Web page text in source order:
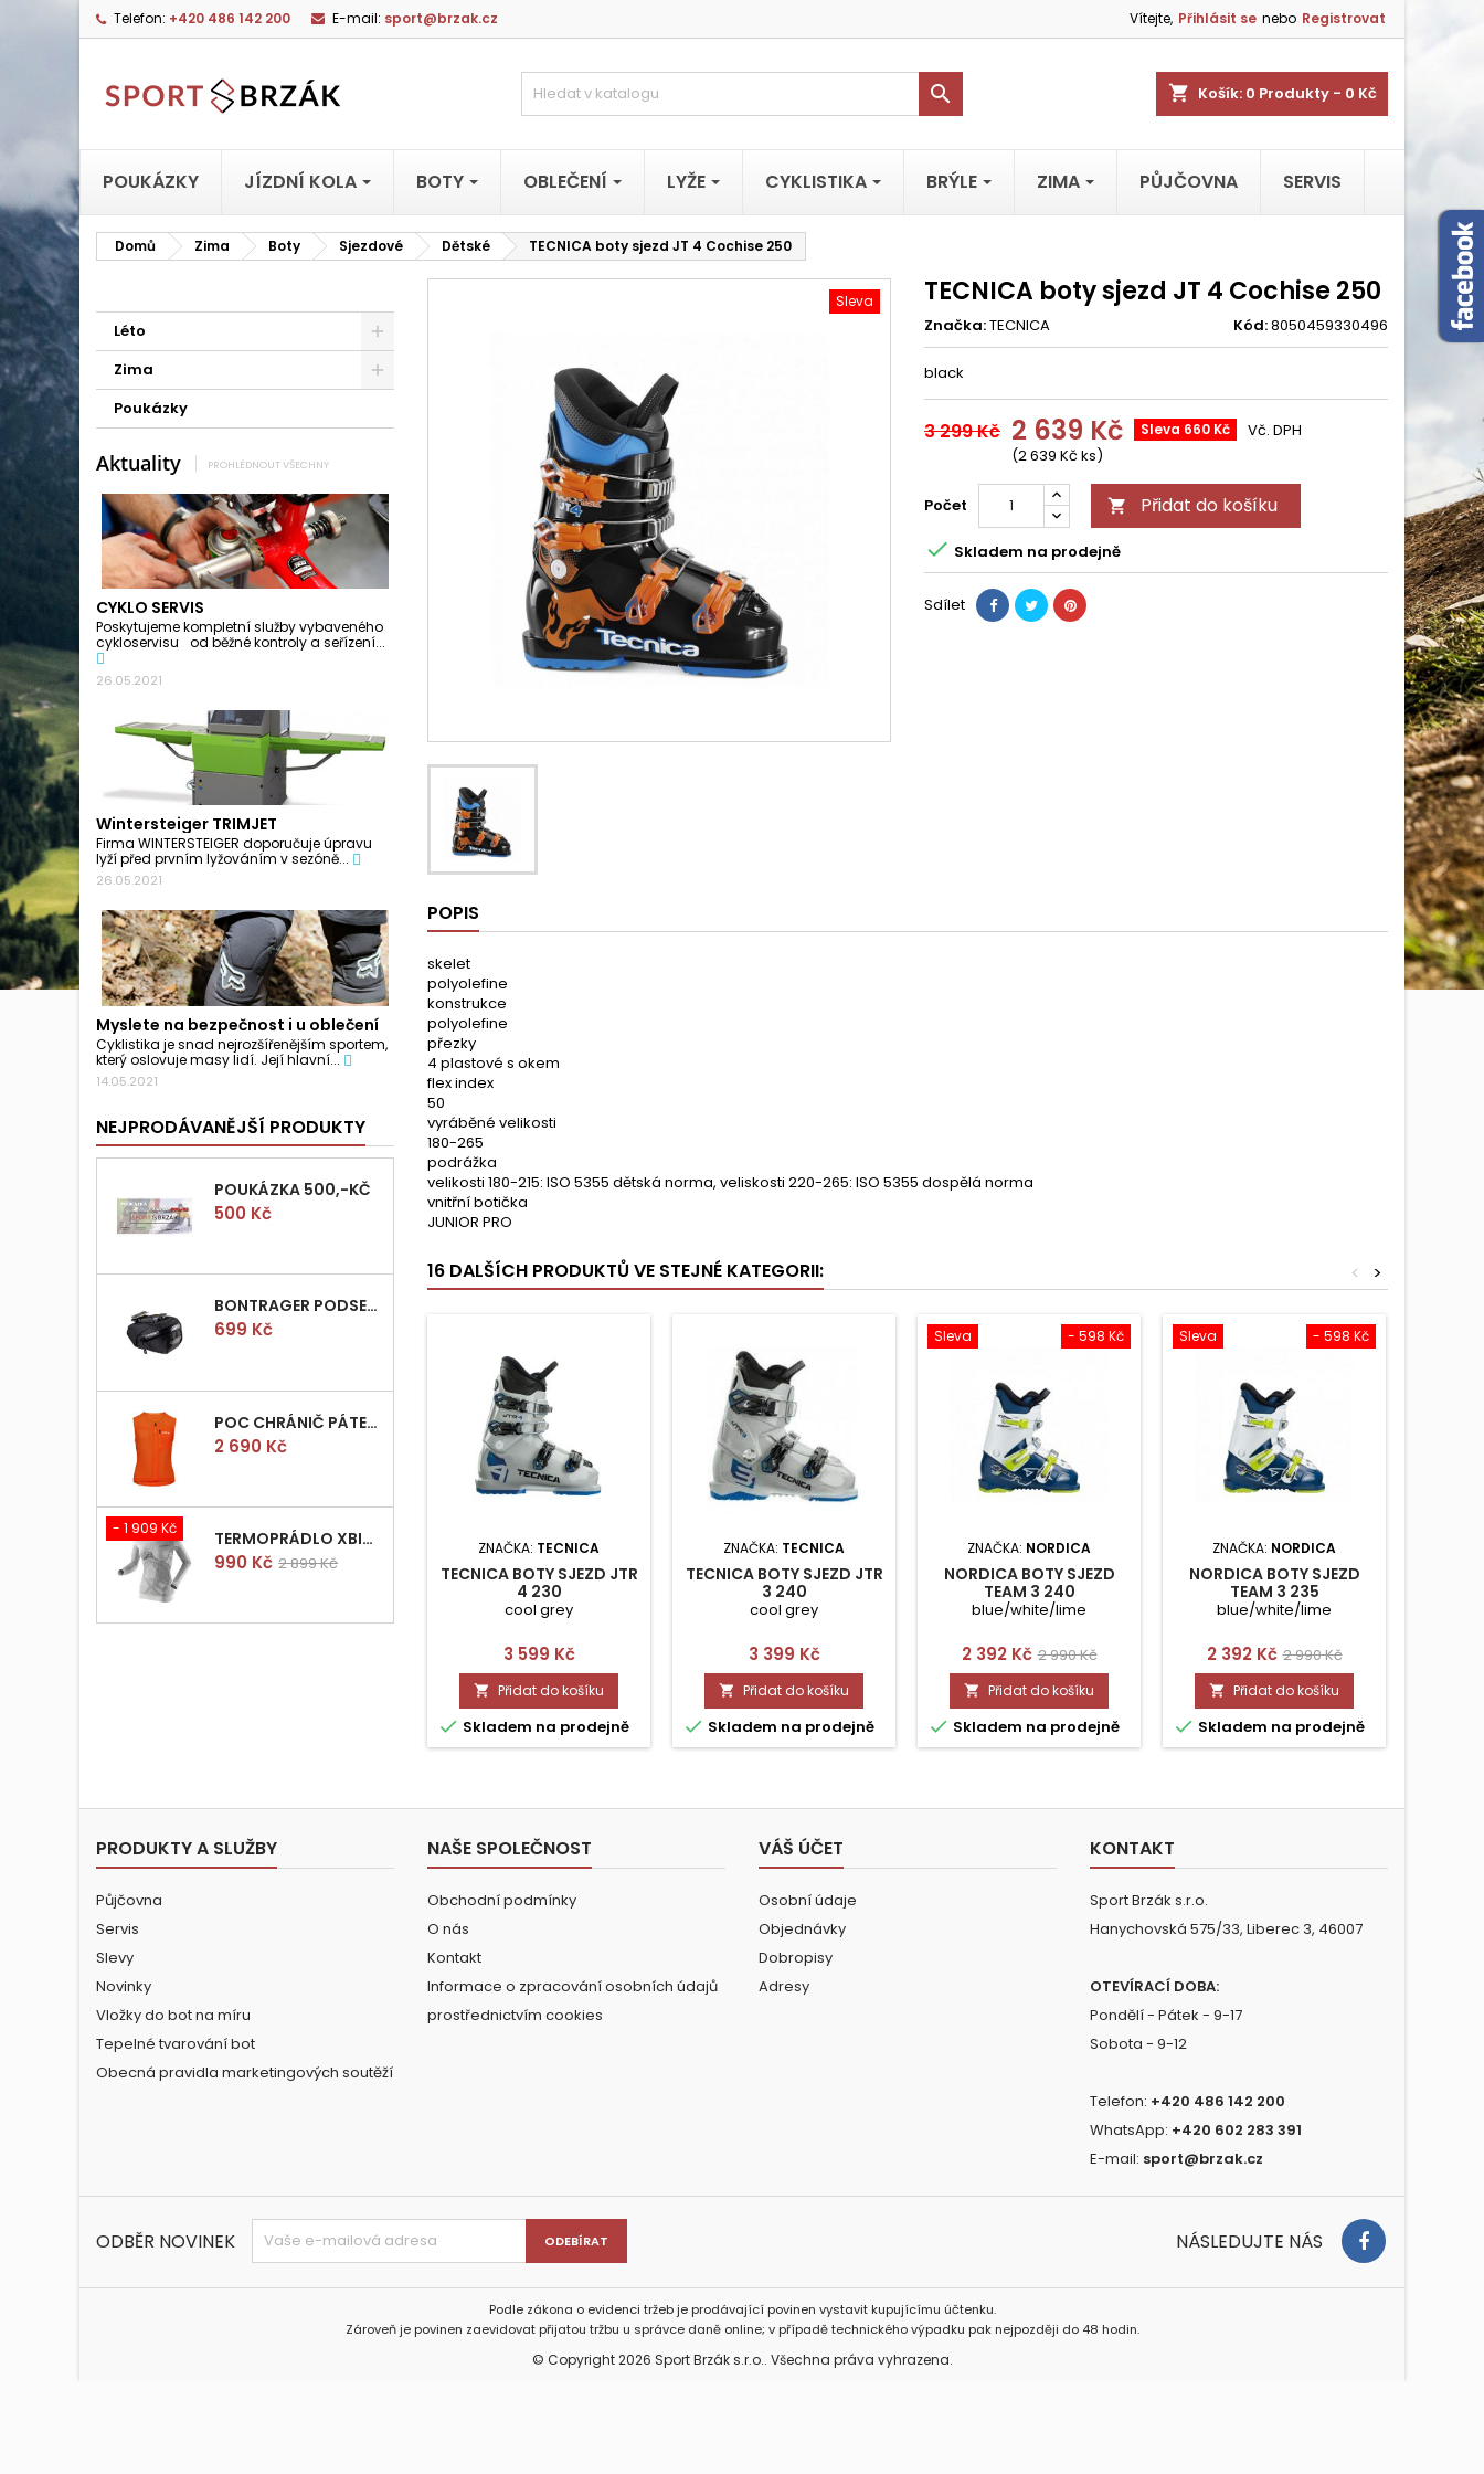
Telefon: +420 486 142 200 E-mail: sport@brzak.cz Vítejte, Přihlásit se nebo Registrovat
shopping_cart Košík: 0 Produkty - 0 Kč

POUKÁZKY JÍZDNÍ KOLA BOTY OBLEČENÍ LYŽE CYKLISTIKA BRÝLE ZIMA PŮJČOVNA SERVIS
Domů Zima Boty Sjezdové Dětské TECNICA boty sjezd JT 4 Cochise 250
Léto
Zima
Poukázky
Aktuality PROHLÉDNOUT VŠECHNY
CYKLO SERVIS
Poskytujeme kompletní služby vybaveného
cykloservisu od běžné kontroly a seřízení...
26.05.2021
Wintersteiger TRIMJET
Firma WINTERSTEIGER doporučuje úpravu
lyží před prvním lyžováním v sezóně...
26.05.2021
Myslete na bezpečnost i u oblečení
Cyklistika je snad nejrozšířenějším sportem,
který oslovuje masy lidí. Její hlavní...
14.05.2021
NEJPRODÁVANĚJŠÍ PRODUKTY
POUKÁZKA 500,-KČ
Cena
500 Kč
BONTRAGER PODSEDLOVÁ BRAŠNIČKA PRO QUICK S
Cena
699 Kč
POC CHRÁNIČ PÁTEŘE POCITO VPD AIR VEST VEL.M
Cena
2 690 Kč
- 1 909 Kč TERMOPRÁDLO XBIONIC RADIACTOR WOMAN SHIRT LONGS L/XL
Cena
990 Kč Běžná
2 899 Kč
Sleva TECNICA boty sjezd JT 4 Cochise 250
Značka:TECNICA Kód:8050459330496
black
3 299 Kč 2 639 Kč Sleva 660 Kč
(2 639 Kč ks)
Vč. DPH
Počet  Přidat do košíku
 Skladem na prodejně
Sdílet
POPIS
skelet
polyolefine
konstrukce
polyolefine
přezky
4 plastové s okem
flex index
50
vyráběné velikosti
180-265
podrážka
velikosti 180-215: ISO 5355 dětská norma, veliskosti 220-265: ISO 5355 dospělá norma
vnitřní botička
JUNIOR PRO
16 DALŠÍCH PRODUKTŮ VE STEJNÉ KATEGORII: >
<
ZNAČKA: TECNICA
TECNICA BOTY SJEZD JTR
4 230
cool grey
Cena
3 599 Kč
 Přidat do košíku
 Skladem na prodejně
ZNAČKA: TECNICA
TECNICA BOTY SJEZD JTR
3 240
cool grey
Cena
3 399 Kč
 Přidat do košíku
 Skladem na prodejně
- 598 Kč
Sleva
ZNAČKA: NORDICA
NORDICA BOTY SJEZD
TEAM 3 240
blue/white/lime
Cena
2 392 Kč Běžná
cena
2 990 Kč
 Přidat do košíku
 Skladem na prodejně
- 598 Kč
Sleva
ZNAČKA: NORDICA
NORDICA BOTY SJEZD
TEAM 3 235
blue/white/lime
Cena
2 392 Kč Běžná
cena
2 990 Kč
 Přidat do košíku
 Skladem na prodejně
PRODUKTY A SLUŽBY
Půjčovna
Servis
Slevy
Novinky
Vložky do bot na míru
Tepelné tvarování bot
Obecná pravidla marketingových soutěží
NAŠE SPOLEČNOST
Obchodní podmínky
O nás
Kontakt
Informace o zpracování osobních údajů
prostřednictvím cookies
VÁŠ ÚČET
Osobní údaje
Objednávky
Dobropisy
Adresy
KONTAKT
Sport Brzák s.r.o.
Hanychovská 575/33, Liberec 3, 46007
OTEVÍRACÍ DOBA:
Pondělí - Pátek - 9-17
Sobota - 9-12
Telefon: +420 486 142 200
WhatsApp: +420 602 283 391
E-mail: sport@brzak.cz
ODBĚR NOVINEK NÁSLEDUJTE NÁS
Podle zákona o evidenci tržeb je prodávající povinen vystavit kupujícímu účtenku.
Zároveň je povinen zaevidovat přijatou tržbu u správce daně online; v případě technického výpadku pak nejpozději do 48 hodin.
© Copyright 2026 Sport Brzák s.r.o.. Všechna práva vyhrazena.